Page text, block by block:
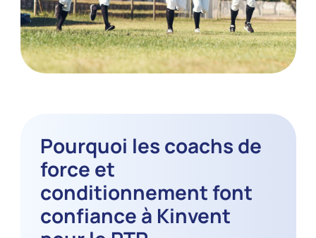
Pourquoi les coachs de
force et
conditionnement font
confiance à Kinvent